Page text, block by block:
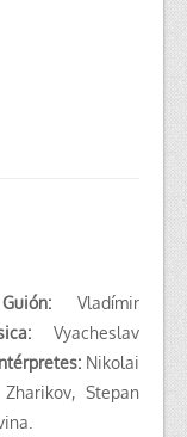
Guión:
Vladímir
Vyacheslav
Nikolai
Stepan